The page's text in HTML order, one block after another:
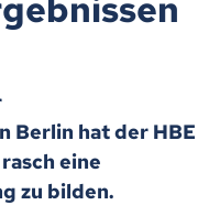
Berlin hat der HBE
eine
zu bilden.